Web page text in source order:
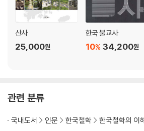
6장 의상 화엄사상의 계승
1. 신라의 삼대기
2. 고려의 균여와 『법계도기총수록』, 그리고 체원
3. 조선의 김시습과 유문
1. 의상의 생애
3. 의상 사상의 의의
산사
25,000원
한국 불교사
34,200원
10%
관련 분류
국내도서 인문 한국철학 한국철학의 이